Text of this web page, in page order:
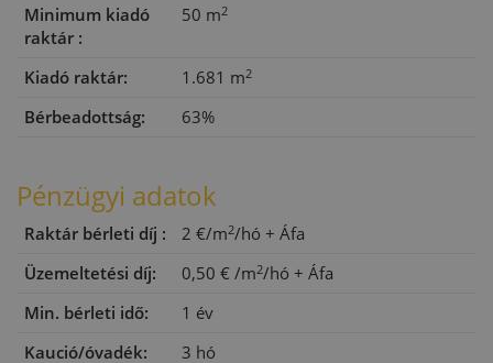
Minimum kiadó
raktár :
50 m2
Kiadó raktár: 1.681 m2
Bérbeadottság: 63%
Pénzügyi adatok
Raktár bérleti díj : 2 €/m2/hó + Áfa
Üzemeltetési díj:
0,50 € /m2/hó + Áfa
Min. bérleti idő:
1 év
Kaució/óvadék:
3 hó